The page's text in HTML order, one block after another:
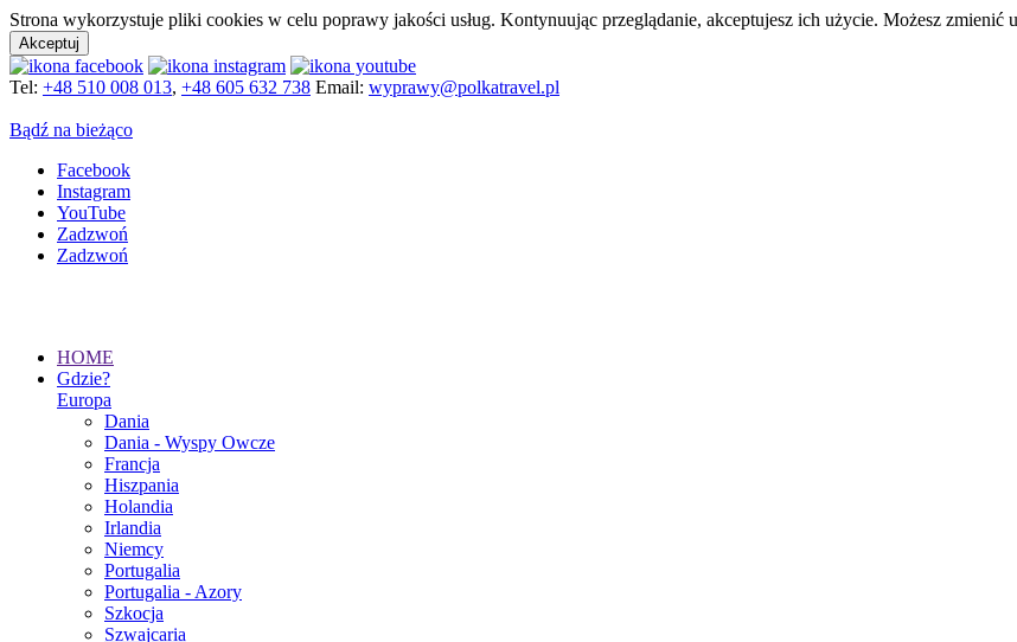
Strona wykorzystuje pliki cookies w celu poprawy jakości usług. Kontynuując przeglądanie, akceptujesz ich użycie. Możesz zmienić
Akceptuj
Tel: +48 510 008 013, +48 605 632 738 Email: wyprawy@polkatravel.pl
Bądź na bieżąco
Facebook
Instagram
YouTube
Zadzwoń
Zadzwoń
HOME
Gdzie?
Europa
Dania
Dania - Wyspy Owcze
Francja
Hiszpania
Holandia
Irlandia
Niemcy
Portugalia
Portugalia - Azory
Szkocja
Szwajcaria